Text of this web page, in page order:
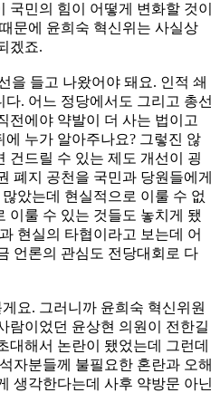
국민의 힘이 어떻게 변화할 것이
문에 윤희숙 혁신위는 사실상
겠죠.
을 들고 나왔어야 돼요. 인적 쇄
. 어느 정당에서도 그리고 총선
전에야 약발이 더 사는 법이고
에 누가 알아주나요? 그렇진 않
건드릴 수 있는 제도 개선이 굉
폐지 공천을 국민과 당원들에게
았는데 현실적으로 이룰 수 없
이룰 수 있는 것들도 놓치게 됐
현실의 타협이라고 보는데 어
언론의 관심도 전당대회로 다
요. 그러니까 윤희숙 혁신위원
람이었던 윤상현 의원이 전한길
대해서 논란이 됐었는데 그런데
자분들께 불필요한 혼란과 오해
생각한다는데 사후 약방문 아닌